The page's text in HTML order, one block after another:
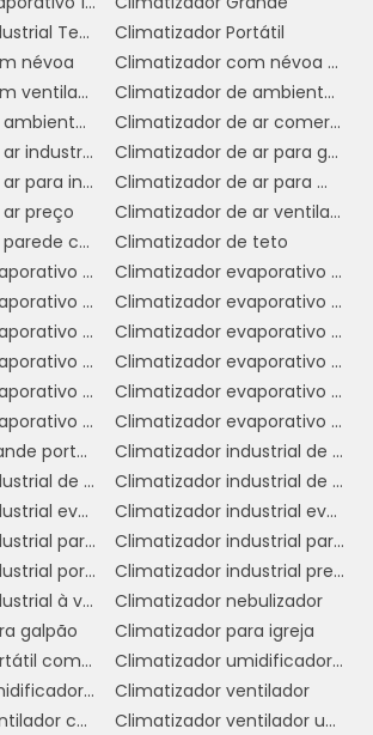
Muitas opções de
com umidificadores possuem
de operação e configurações,
que o usuário ajuste o
de acordo com suas
específicas.
de Energia:
Comparado a
ar-condicionado, o ventilador com
consome menos energia, o que
em economia na conta de luz,
durante os meses mais quentes.
fazem do ventilador com
uma excelente opção para
uma solução prática e eficiente
o conforto em ambientes
seja em casa ou em
comerciais.
O
VENTILADOR COM
Climatizador Industrial Teto
Climatizador Portátil
névoa
Climatizador com névoa de água
Climatizador com ventilador
Climatizador de ambiente industrial
Climatizador de ambientes comerciais
Climatizador de ar comercial
Climatizador de ar industrial
Climatizador de ar para galpão
Climatizador de ar para indústria
Climatizador de ar para mercado
preço
Climatizador de ar ventilador
Climatizador de parede comercial
Climatizador de teto
Climatizador evaporativo comercial
Climatizador evaporativo comercial preço
Climatizador evaporativo de ar
Climatizador evaporativo de parede
Climatizador evaporativo de parede preço
Climatizador evaporativo de teto
Climatizador evaporativo industrial
Climatizador evaporativo industrial portátil
Climatizador evaporativo para academia
Climatizador evaporativo portátil
Climatizador evaporativo portátil preço
Climatizador evaporativo valor
Climatizador grande portátil
Climatizador industrial de ar
Climatizador industrial de parede
Climatizador industrial de parede preço
Climatizador industrial evaporativo
Climatizador industrial evaporativo de ambientes portátil
Climatizador industrial para galpão
Climatizador industrial para igrejas
Climatizador industrial portátil
Climatizador industrial preço
Climatizador industrial à venda
Climatizador nebulizador
galpão
Climatizador para igreja
Climatizador portátil com água
Climatizador umidificador industrial
Climatizador umidificador ventilador
Climatizador ventilador
Climatizador ventilador com água
Climatizador ventilador umidificador de ar